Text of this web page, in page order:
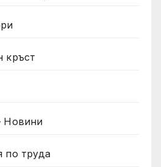
кръст
Новини
по труда